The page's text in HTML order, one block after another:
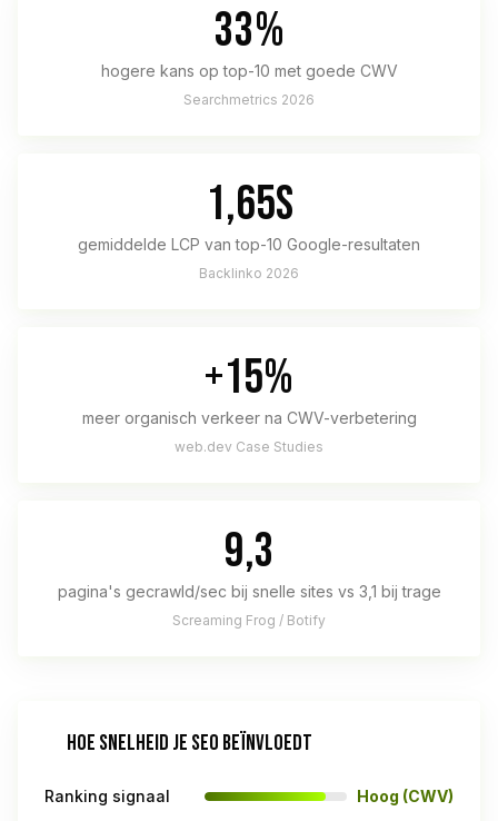
33%
hogere kans op top-10 met goede CWV
Searchmetrics 2026
1,65s
gemiddelde LCP van top-10 Google-resultaten
Backlinko 2026
+15%
meer organisch verkeer na CWV-verbetering
web.dev Case Studies
9,3
pagina's gecrawld/sec bij snelle sites vs 3,1 bij trage
Screaming Frog / Botify
HOE SNELHEID JE SEO BEÏNVLOEDT
Ranking signaal Hoog (CWV)